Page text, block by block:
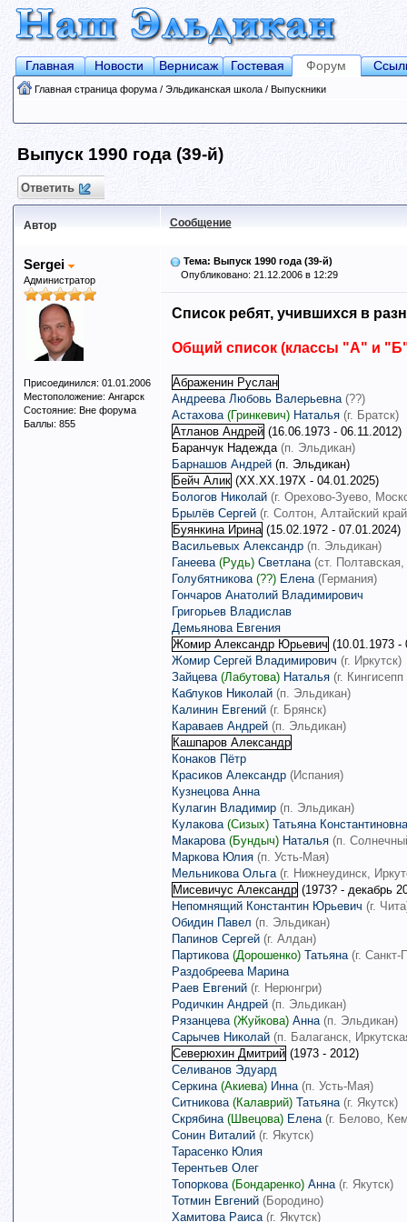
Главная Новости Вернисаж Гостевая Форум
Главная страница форума/ Эльдиканская школа/ Выпускники
Выпуск 1990 года (39-й)
Ответить
Автор Сообщение
Sergei
Администратор
Присоединился: 01.01.2006
Местоположение: Ангарск
Состояние: Вне форума
Баллы: 855
Тема: Выпуск 1990 года (39-й)
Опубликовано: 21.12.2006 в 12:29
Список ребят, учившихся в
Общий список (классы "А" и
Абраженин Руслан
Андреева Любовь Валерьевна (??)
Астахова (Гринкевич)Наталья (г. Братск)
Атланов Андрей (16.06.1973 - 06.11.2012)
Баранчук Надежда (п. Эльдикан)
Барнашов Андрей (п. Эльдикан)
Бейч Алик (ХХ.ХХ.197Х - 04.01.2025)
Бологов Николай (г. Орехово-Зуево,
Брылёв Сергей (г. Солтон, Алтайский
Буянкина Ирина (15.02.1972 - 07.01.2024)
Васильевых Александр (п. Эльдикан)
Ганеева (Рудь)Светлана (ст. Полтавская,
Голубятникова (??)Елена (Германия)
Гончаров Анатолий Владимирович
Григорьев Владислав
Демьянова Евгения
Жомир Александр Юрьевич (10.01.1973 -
Жомир Сергей Владимирович (г. Иркутск)
Зайцева (Лабутова)Наталья (г.
Каблуков Николай (п. Эльдикан)
Калинин Евгений (г. Брянск)
Караваев Андрей(п. Эльдикан)
Кашпаров Александр
Конаков Пётр
Красиков Александр (Испания)
Кузнецова Анна
Кулагин Владимир (п. Эльдикан)
Кулакова (Сизых)Татьяна Константиновна
Макарова (Бундыч)Наталья (п.
Маркова Юлия(п. Усть-Мая)
Мельникова Ольга (г. Нижнеудинск,
Мисевичус Александр (1973? - декабрь
Непомнящий Константин Юрьевич (г.
Обидин Павел (п. Эльдикан)
Папинов Сергей (г. Алдан)
Партикова (Дорошенко)Татьяна (г. Санкт-
Раздобреева Марина
Раев Евгений (г. Нерюнгри)
Родичкин Андрей (п. Эльдикан)
Рязанцева (Жуйкова)Анна (п. Эльдикан)
Сарычев Николай (п. Балаганск,
Северюхин Дмитрий (1973 - 2012)
Селиванов Эдуард
Серкина (Акиева)Инна (п. Усть-Мая)
Ситникова (Калаврий)Татьяна (г. Якутск)
Скрябина (Швецова)Елена (г. Белово,
СонинВиталий (г. Якутск)
Тарасенко Юлия
Терентьев Олег
Топоркова (Бондаренко)Анна (г. Якутск)
Тотмин Евгений (Бородино)
Хамитова Раиса (г. Якутск)